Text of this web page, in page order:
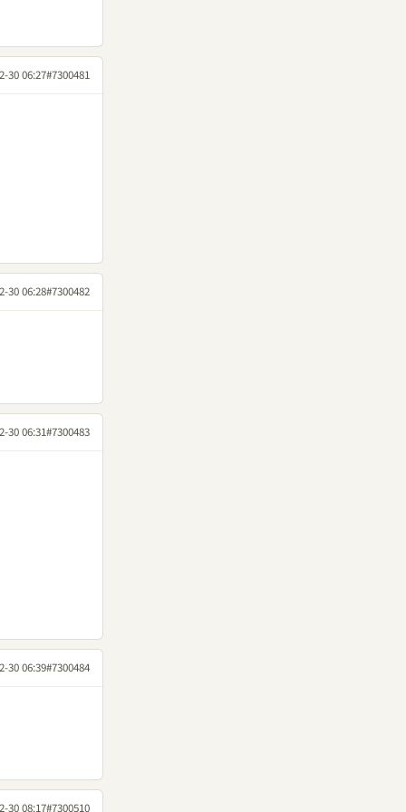
30 06:27#7300481
30 06:28#7300482
30 06:31#7300483
30 06:39#7300484
30 08:17#7300510